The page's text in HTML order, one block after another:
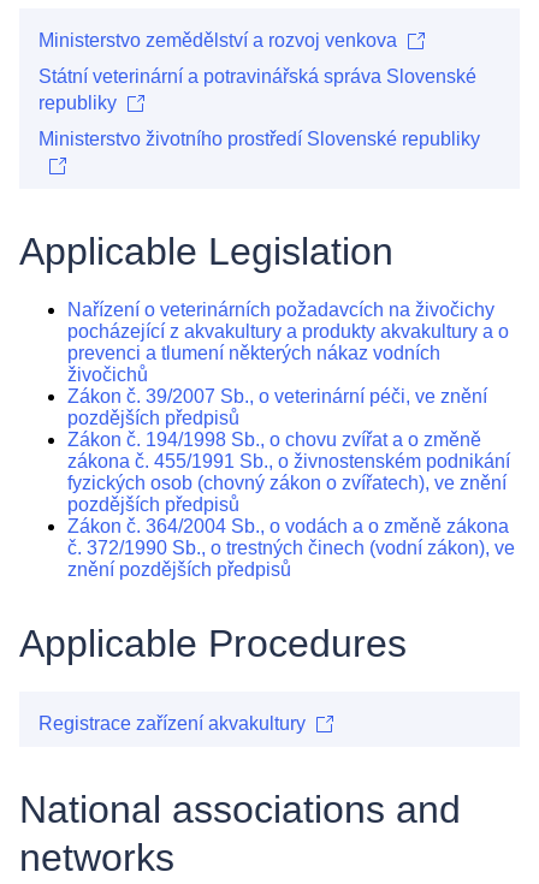
Ministerstvo zemědělství a rozvoj venkova
Státní veterinární a potravinářská správa Slovenské
republiky
Ministerstvo životního prostředí Slovenské republiky
Applicable Legislation
Nařízení o veterinárních požadavcích na živočichy
pocházející z akvakultury a produkty akvakultury a o
prevenci a tlumení některých nákaz vodních
živočichů
Zákon č. 39/2007 Sb., o veterinární péči, ve znění
pozdějších předpisů
Zákon č. 194/1998 Sb., o chovu zvířat a o změně
zákona č. 455/1991 Sb., o živnostenském podnikání
fyzických osob (chovný zákon o zvířatech), ve znění
pozdějších předpisů
Zákon č. 364/2004 Sb., o vodách a o změně zákona
č. 372/1990 Sb., o trestných činech (vodní zákon), ve
znění pozdějších předpisů
Applicable Procedures
Registrace zařízení akvakultury
National associations and
networks